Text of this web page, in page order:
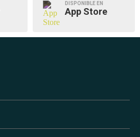
DISPONIBLE EN
App Store